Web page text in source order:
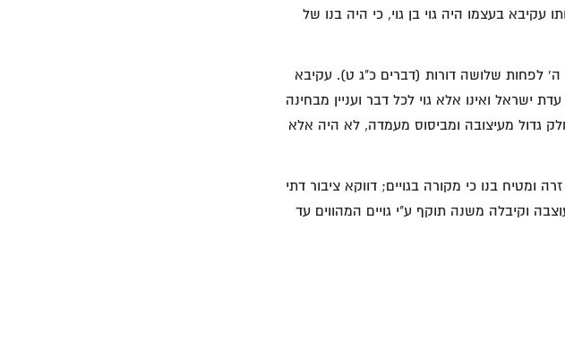
בעצמו היה גוי בן גוי, כי היה בנו של
ה' לפחות שלושה דורות (דברים כ"ג ט). עקיבא
ישראל ואינו אלא גוי לכל דבר ועניין מבחינה
גדול מעיצובה ומביסוס מעמדה, לא היה אלא
ומטיח בנו כי מקורה בגויים; דווקא ציבור דתי
וקיבלה משנה תוקף ע"י גויים המהווים עד